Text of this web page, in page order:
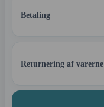
Betaling
Returnering af varerne